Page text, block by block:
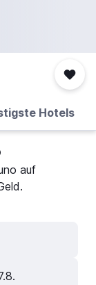
Hotels
auf